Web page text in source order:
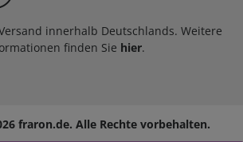
innerhalb Deutschlands. Weitere
finden Sie hier.
fraron.de. Alle Rechte vorbehalten.